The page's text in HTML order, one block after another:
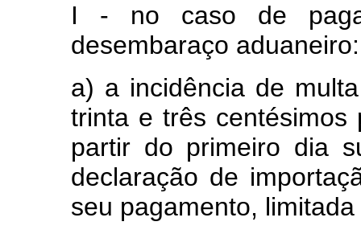
I - no caso de
desembaraço aduaneiro:
a) a incidência de
trinta e três
partir do primeiro dia
declaração de
seu pagamento,